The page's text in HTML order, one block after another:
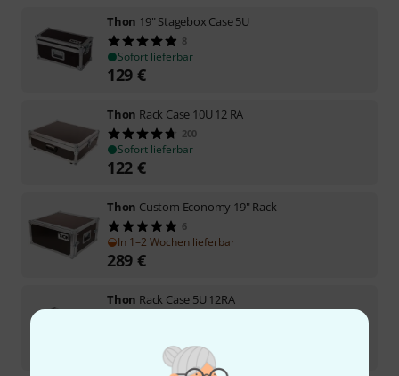
Thon 19" Stagebox Case 5U
8
Sofort lieferbar
129 €
Thon Rack Case 10U 12 RA
200
Sofort lieferbar
122 €
Thon Custom Economy 19" Rack
6
In 1–2 Wochen lieferbar
289 €
Thon Rack Case 5U 12RA